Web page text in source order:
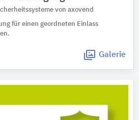
von axovend
für einen geordneten Einlass
Galerie